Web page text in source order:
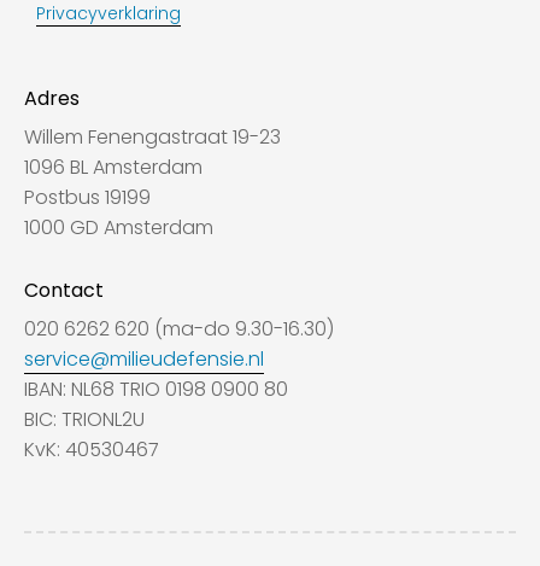
Adres
Willem Fenengastraat 19-23
1096 BL Amsterdam
Postbus 19199
1000 GD Amsterdam
Contact
020 6262 620 (ma-do 9.30-16.30)
service@milieudefensie.nl
IBAN: NL68 TRIO 0198 0900 80
BIC: TRIONL2U
KvK: 40530467
Privacyverklaring